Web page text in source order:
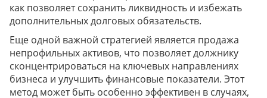
как позволяет сохранить ликвидность и избежать
дополнительных долговых обязательств.
Еще одной важной стратегией является продажа
непрофильных активов, что позволяет должнику
сконцентрироваться на ключевых направлениях
бизнеса и улучшить финансовые показатели. Этот
метод может быть особенно эффективен в случаях,